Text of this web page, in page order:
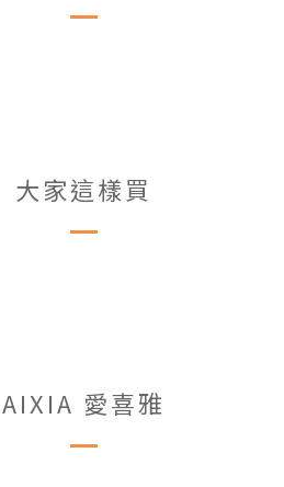
大家這樣買
AIXIA 愛喜雅